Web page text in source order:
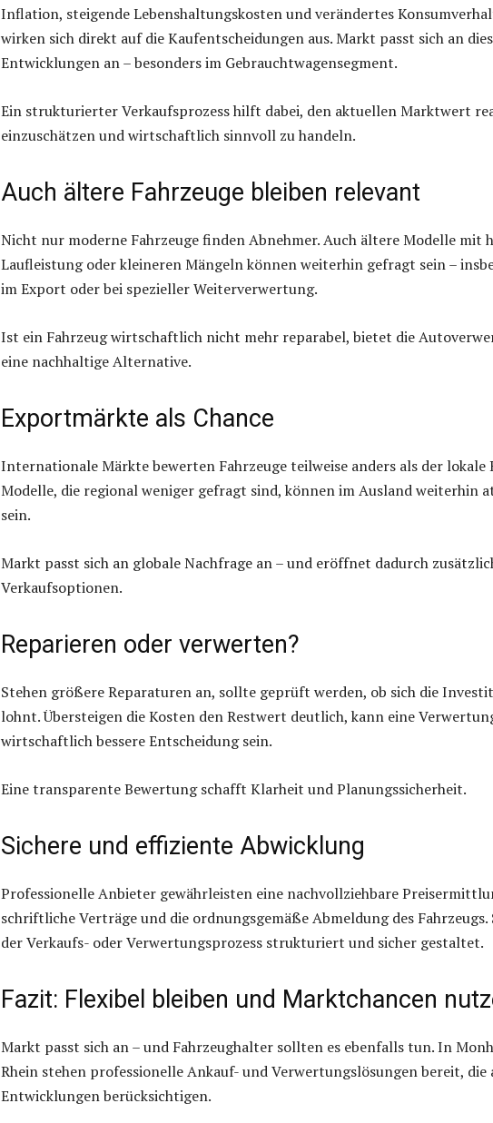
Inflation, steigende Lebenshaltungskosten und verändertes
wirken sich direkt auf die Kaufentscheidungen aus. Markt passt sich an
Entwicklungen an – besonders im Gebrauchtwagensegment.
Ein strukturierter Verkaufsprozess hilft dabei, den aktuellen Marktwert
einzuschätzen und wirtschaftlich sinnvoll zu handeln.
Auch ältere Fahrzeuge bleiben relevant
Nicht nur moderne Fahrzeuge finden Abnehmer. Auch ältere Modelle mit
Laufleistung oder kleineren Mängeln können weiterhin gefragt sein –
im Export oder bei spezieller Weiterverwertung.
Ist ein Fahrzeug wirtschaftlich nicht mehr reparabel, bietet die
eine nachhaltige Alternative.
Exportmärkte als Chance
Internationale Märkte bewerten Fahrzeuge teilweise anders als der lokale
Modelle, die regional weniger gefragt sind, können im Ausland weiterhin
sein.
Markt passt sich an globale Nachfrage an – und eröffnet dadurch
Verkaufsoptionen.
Reparieren oder verwerten?
Stehen größere Reparaturen an, sollte geprüft werden, ob sich die
lohnt. Übersteigen die Kosten den Restwert deutlich, kann eine
wirtschaftlich bessere Entscheidung sein.
Eine transparente Bewertung schafft Klarheit und Planungssicherheit.
Sichere und effiziente Abwicklung
Professionelle Anbieter gewährleisten eine nachvollziehbare
schriftliche Verträge und die ordnungsgemäße Abmeldung des Fahrzeugs.
der Verkaufs- oder Verwertungsprozess strukturiert und sicher gestaltet.
Fazit: Flexibel bleiben und Marktchancen
Markt passt sich an – und Fahrzeughalter sollten es ebenfalls tun. In
Rhein stehen professionelle Ankauf- und Verwertungslösungen bereit, die
Entwicklungen berücksichtigen.